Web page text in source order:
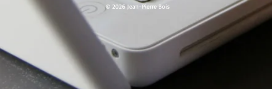
© 2026 Jean-Pierre Bois